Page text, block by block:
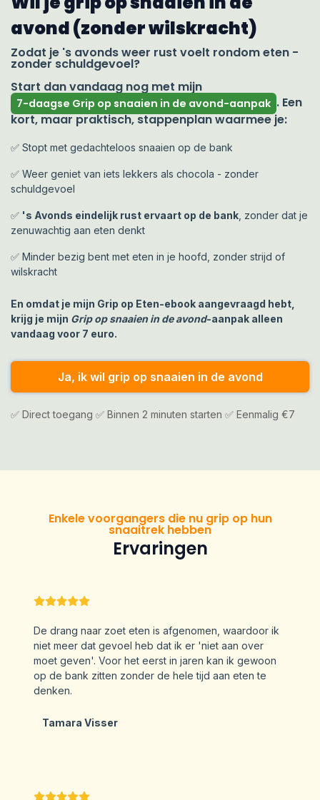
avond (zonder wilskracht)
Zodat je 's avonds weer rust voelt rondom eten -
zonder schuldgevoel?
Start dan vandaag nog met mijn
7-daagse Grip op snaaien in de avond-aanpak . Een
kort, maar praktisch, stappenplan waarmee je:
✅ Stopt met gedachteloos snaaien op de bank
✅ Weer geniet van iets lekkers als chocola - zonder
schuldgevoel
✅ 's Avonds eindelijk rust ervaart op de bank , zonder dat je
zenuwachtig aan eten denkt
✅ Minder bezig bent met eten in je hoofd, zonder strijd of
wilskracht
En omdat je mijn Grip op Eten-ebook aangevraagd hebt,
krijg je mijn Grip op snaaien in de avond-aanpak alleen
vandaag voor 7 euro.
Ja, ik wil grip op snaaien in de avond
✅ Direct toegang ✅ Binnen 2 minuten starten ✅ Eenmalig €7
Enkele voorgangers die nu grip op hun
snaaitrek hebben
Ervaringen
De drang naar zoet eten is afgenomen, waardoor ik
niet meer dat gevoel heb dat ik er 'niet aan over
moet geven'. Voor het eerst in jaren kan ik gewoon
op de bank zitten zonder de hele tijd aan eten te
denken.
Tamara Visser